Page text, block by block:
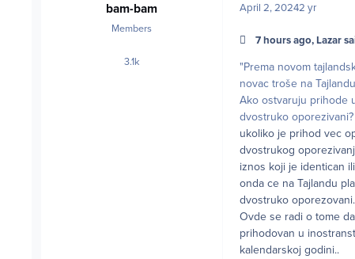
bam-bam
Members
3.1kposts
April 2, 20242 yr
7 hours ago, Lazar
"Prema novom
novac troše na
Ako ostvaruju prihode
dvostruko oporezivani?
ukoliko je prihod vec
dvostrukog
iznos koji je identican
onda ce na Tajlandu
dvostruko
Ovde se radi o tome
prihodovan u
kalendarskoj godini..